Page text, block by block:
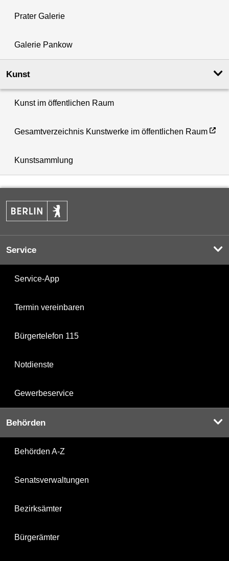
Prater Galerie
Galerie Pankow
Kunst
Kunst im öffentlichen Raum
Gesamtverzeichnis Kunstwerke im öffentlichen Raum
Kunstsammlung
Service
Service-App
Termin vereinbaren
Bürgertelefon 115
Notdienste
Gewerbeservice
Behörden
Behörden A-Z
Senatsverwaltungen
Bezirksämter
Bürgerämter